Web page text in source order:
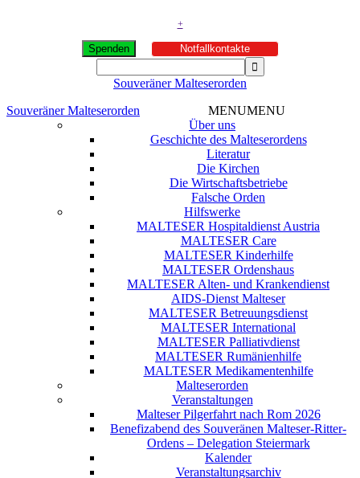
+
Spenden Notfallkontakte
Souveräner Malteserorden
Souveräner Malteserorden
MENUMENU
Über uns
Geschichte des Malteserordens
Literatur
Die Kirchen
Die Wirtschaftsbetriebe
Falsche Orden
Hilfswerke
MALTESER Hospitaldienst Austria
MALTESER Care
MALTESER Kinderhilfe
MALTESER Ordenshaus
MALTESER Alten- und Krankendienst
AIDS-Dienst Malteser
MALTESER Betreuungsdienst
MALTESER International
MALTESER Palliativdienst
MALTESER Rumänienhilfe
MALTESER Medikamentenhilfe
Malteserorden
Veranstaltungen
Malteser Pilgerfahrt nach Rom 2026
Benefizabend des Souveränen Malteser-Ritter-
Ordens – Delegation Steiermark
Kalender
Veranstaltungsarchiv